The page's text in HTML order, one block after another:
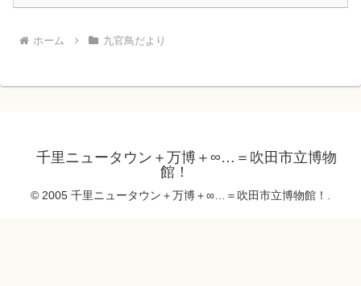
ホーム 九官鳥だより
千里ニュータウン＋万博＋∞…＝吹田市立博物
館！
© 2005 千里ニュータウン＋万博＋∞…＝吹田市立博物館！.